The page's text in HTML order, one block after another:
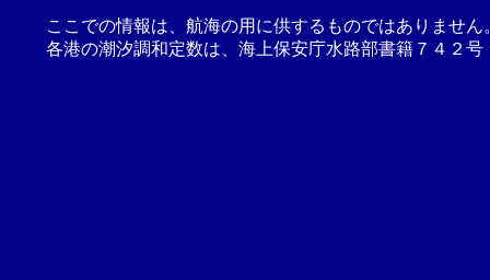
ここでの情報は、航海の用に供するものではありませ
各港の潮汐調和定数は、海上保安庁水路部書籍７４２